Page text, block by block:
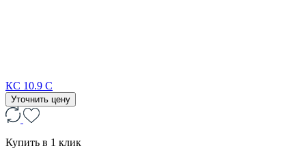
КС 10.9 С
Уточнить цену
Купить в 1 клик